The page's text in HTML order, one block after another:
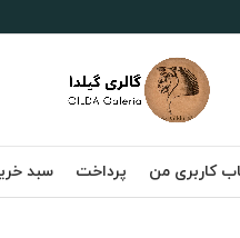
کاربری من پرداخت سبد